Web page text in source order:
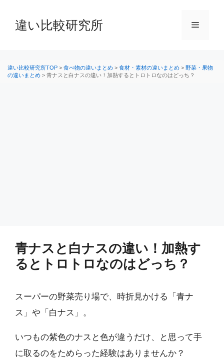
へ
違い比較研究所 メ
違い比較研究所TOP > 食べ物の違いまとめ > 食材・素材の違いまとめ > 野菜・果物
の違いまとめ > 青ナスと白ナスの違い！加熱するとトロトロなのはどっち？
青ナスと白ナスの違い！加熱す
るとトロトロなのはどっち？
スーパーの野菜売り場で、時折見かける「青ナ
ス」や「白ナス」。
いつもの紫色のナスと色が違うだけ、と思って手
に取るのをためらった経験はありませんか？